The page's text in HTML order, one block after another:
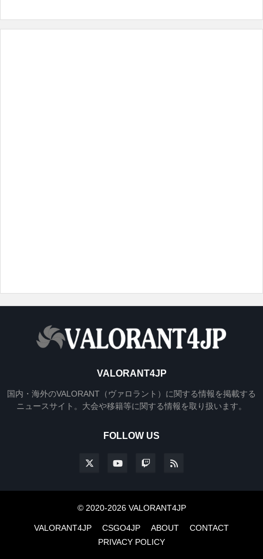
VALORANT4JP
国内・海外のVALORANT（ヴァロラント）に関する情報を掲載する
ニュースサイト。大会や移籍等に関する情報を取り扱います。
FOLLOW US
© 2020-2026 VALORANT4JP
VALORANT4JP CSGO4JP ABOUT
CONTACT
PRIVACY POLICY